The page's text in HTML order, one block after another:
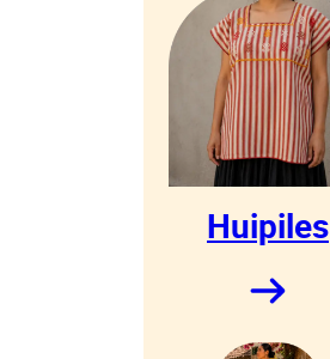
Huipiles